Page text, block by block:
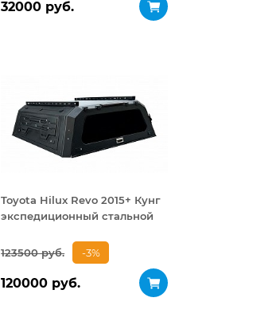
32000 руб.
Toyota Hilux Revo 2015+ Кунг
экспедиционный стальной
123500 руб. -3%
120000 руб.